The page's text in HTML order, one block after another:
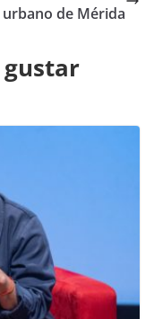
urbano de Mérida
gustar